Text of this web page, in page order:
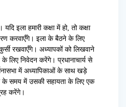
इला हमारी कक्षा में हो, तो कक्षा
करवाएँगे। इला के बैठने के लिए
रखवाएँगे। अध्यापकों को लिखवाने
लिए निवेदन करेंगे। प्रधानाचार्य से
में अध्यापिकाओं के साथ खड़े
के समय में उसकी सहायता के लिए एक
करेंगे।